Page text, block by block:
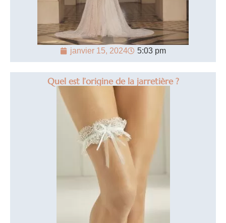
janvier 15, 2024 5:03 pm
Quel est l’origine de la jarretière ?